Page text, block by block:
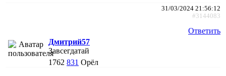
31/03/2024 21:56:12
#3144083
Ответить
Дмитрий57
Завсегдатай
1762 831 Орёл